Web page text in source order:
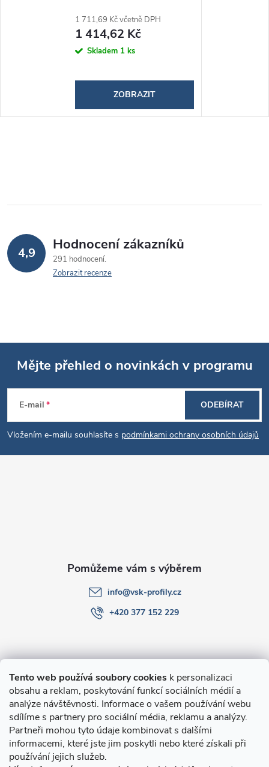
Tento web používá soubory cookies k personalizaci
obsahu a reklam, poskytování funkcí sociálních médií a
analýze návštěvnosti. Informace o vašem používání webu
sdílíme s partnery pro sociální média, reklamu a analýzy.
Partneři mohou tyto údaje kombinovat s dalšími
informacemi, které jste jim poskytli nebo které získali při
používání jejich služeb.
1 711,69 Kč včetně DPH
1 414,62 Kč
Skladem 1 ks
ZOBRAZIT
4,9 Hodnocení zákazníků
291 hodnocení
Zobrazit recenze
Z
á
p
Mějte přehled o novinkách v programu
E-mail
Vložením e-mailu souhlasíte s podmínkami ochrany osobních údajů
ODEBÍRAT
O nákupu
Novinky v programu Alusic
Archiv
info@vsk-profily.cz
+420 377 152 229